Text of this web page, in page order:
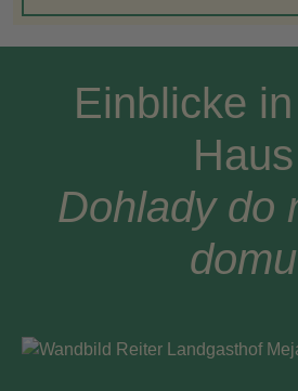
Einblicke
Haus
Dohlady do
domu